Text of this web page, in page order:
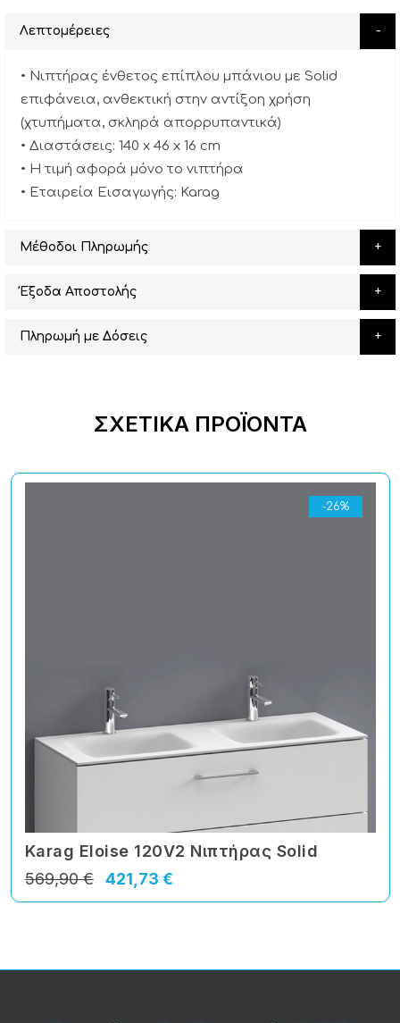
Λεπτομέρειες
• Νιπτήρας ένθετος επίπλου μπάνιου με Solid
επιφάνεια, ανθεκτική στην αντίξοη χρήση
(χτυπήματα, σκληρά απορρυπαντικά)
• Διαστάσεις: 140 x 46 x 16 cm
• Η τιμή αφορά μόνο το νιπτήρα
• Εταιρεία Εισαγωγής: Karag
Μέθοδοι Πληρωμής
Έξοδα Αποστολής
Πληρωμή με Δόσεις
ΣΧΕΤΙΚΆ ΠΡΟΪΌΝΤΑ
-26%
Karag Eloise 120V2 Nιπτήρας Solid
421,73 €
569,90 €